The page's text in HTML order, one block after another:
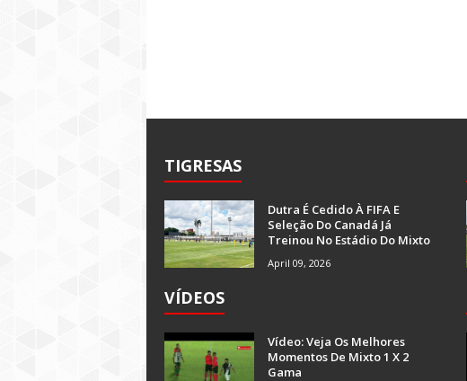
TIGRESAS
Dutra É Cedido À FIFA E
Seleção Do Canadá Já
Treinou No Estádio Do Mixto
April 09, 2026
VÍDEOS
Vídeo: Veja Os Melhores
Momentos De Mixto 1 X 2
Gama